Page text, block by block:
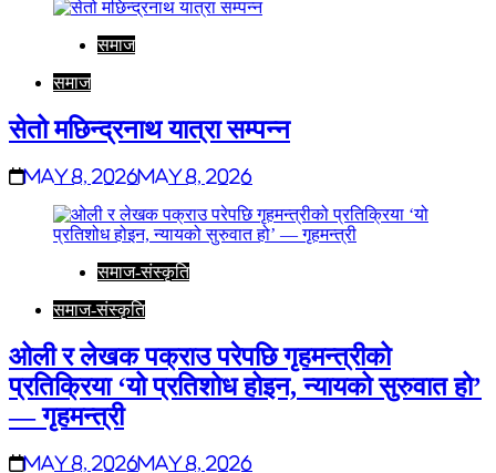
समाज
समाज
सेतो मछिन्द्रनाथ यात्रा सम्पन्न
May 8, 2026May 8, 2026
समाज-संस्कृति
समाज-संस्कृति
ओली र लेखक पक्राउ परेपछि गृहमन्त्रीको
प्रतिक्रिया ‘यो प्रतिशोध होइन, न्यायको सुरुवात हो’
— गृहमन्त्री
May 8, 2026May 8, 2026